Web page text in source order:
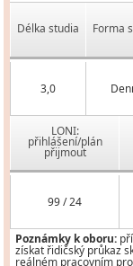
Délka studia Forma
3,0
LONI:
přihlášení/plán
přijmout
99 / 24
Poznámky k oboru:
získat řidičský průkaz
reálném pracovním